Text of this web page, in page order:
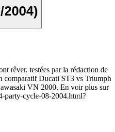
rêver, testées par la rédaction de
comparatif Ducati ST3 vs Triumph
VN 2000. En voir plus sur
party-cycle-08-2004.html?